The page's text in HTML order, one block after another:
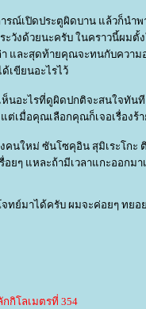
รณ์เปิดประตูผิดบาน แล้วก็นำ
ะวังด้วยนะครับ ในคราวนี้ผม
และสุดท้ายคุณจะทนกับความ
เขียนอะไรไว้
ห็นอะไรที่ดูผิดปกติจะสนใจทั
ต่เมื่อคุณเลือกคุณก็เจอเรื่องร้า
นใหม่ ซันโซคุอิน สุมิเระโกะ
ยๆ แหละถ้ามีเวลาแกะออกมา
ทย์มาได้ครับ ผมจะค่อยๆ ทยอ
กิโลเมตรที่ 354